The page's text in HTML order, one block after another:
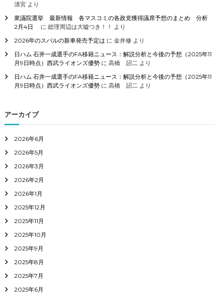
清宮より
衆議院選挙 最新情報 各マスコミの各政党獲得議席予想のまとめ 分析
2月4日
に 総理周辺は大嘘つき！！ より
2026年のスバルの新車発売予定は に 金井修より
日ハム 石井一成選手のFA移籍ニュース：解説分析と今後の予想（2025年11
月9日時点）西武ライオンズ優勢に 高橋 詔二より
日ハム 石井一成選手のFA移籍ニュース：解説分析と今後の予想（2025年11
月9日時点）西武ライオンズ優勢に 高橋 詔二より
アーカイブ
2026年6月
2026年5月
2026年3月
2026年2月
2026年1月
2025年12月
2025年11月
2025年10月
2025年9月
2025年8月
2025年7月
2025年6月